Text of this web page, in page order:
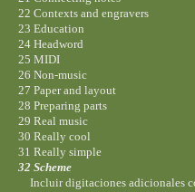
22 Contexts and engravers
23 Education
24 Headword
25 MIDI
26 Non-music
27 Paper and layout
28 Preparing parts
29 Real music
30 Really cool
31 Really simple
32 Scheme
Incluir digitaciones adicionales